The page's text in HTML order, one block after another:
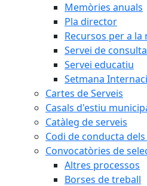
Memòries anuals
Pla director
Recursos per a la
Servei de consulta
Servei educatiu
Setmana
Cartes de Serveis
Casals d'estiu
Catàleg de serveis
Codi de conducta
Convocatòries de
Altres processos
Borses de treball